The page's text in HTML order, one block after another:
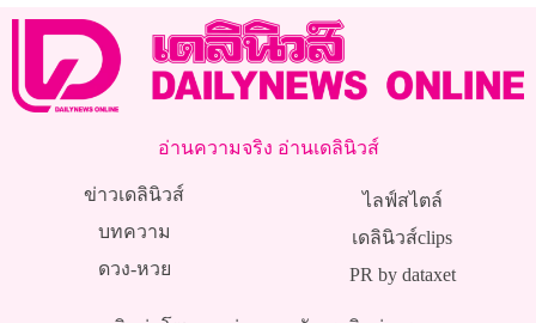
อ่านความจริง อ่านเดลินิวส์
ข่าวเดลินิวส์
บทความ
ดวง-หวย
ไลฟ์สไตล์
เดลินิวส์clips
PR by dataxet